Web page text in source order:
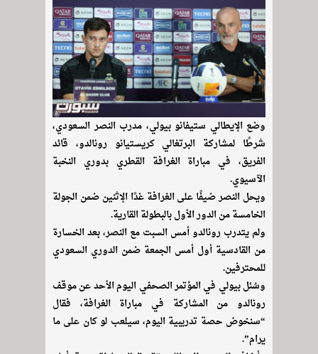
وضع الإيطالي ستيفانو بيولي، مدرب النصر السعودي،
شرطًا لمشاركة البرتغالي كريستيانو رونالدو، قائد
الفريق، في مباراة الغرافة القطري بدوري النخبة
الآسيوي.
ويحل النصر ضيفًا على الغرافة غدًا الإثنين ضمن الجولة
الخامسة من الدور الأول بالبطولة القارية.
ولم يتدرب رونالدو أمس السبت مع النصر، بعد الخسارة
من القادسية أول أمس الجمعة ضمن الدوري السعودي
للمحترفين.
وسُئل بيولي في المؤتمر الصحفي اليوم الأحد عن موقف
رونالدو من المشاركة في مباراة الغرافة، فقال
“سنخوض حصة تدريبية اليوم، سيلعب لو كان على ما
يرام”.